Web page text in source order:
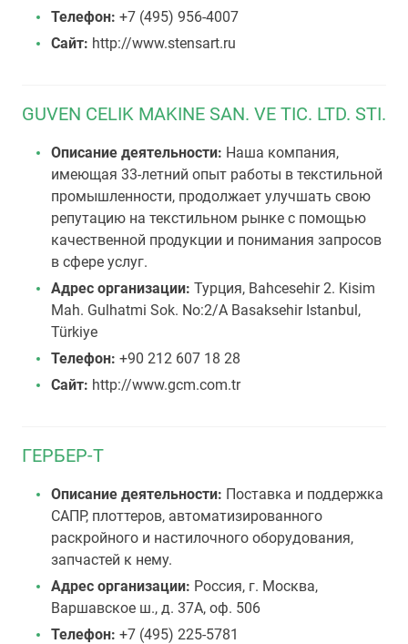
Телефон: +7 (495) 956-4007
Сайт: http://www.stensart.ru
GUVEN CELIK MAKINE SAN. VE TIC. LTD. STI.
Описание деятельности: Наша компания,
имеющая 33-летний опыт работы в текстильной
промышленности, продолжает улучшать свою
репутацию на текстильном рынке с помощью
качественной продукции и понимания запросов
в сфере услуг.
Адрес организации: Турция, Bahcesehir 2. Kisim
Mah. Gulhatmi Sok. No:2/A Basaksehir Istanbul,
Türkiye
Телефон: +90 212 607 18 28
Сайт: http://www.gcm.com.tr
ГЕРБЕР-Т
Описание деятельности: Поставка и поддержка
САПР, плоттеров, автоматизированного
раскройного и настилочного оборудования,
запчастей к нему.
Адрес организации: Россия, г. Москва,
Варшавское ш., д. 37А, оф. 506
Телефон: +7 (495) 225-5781